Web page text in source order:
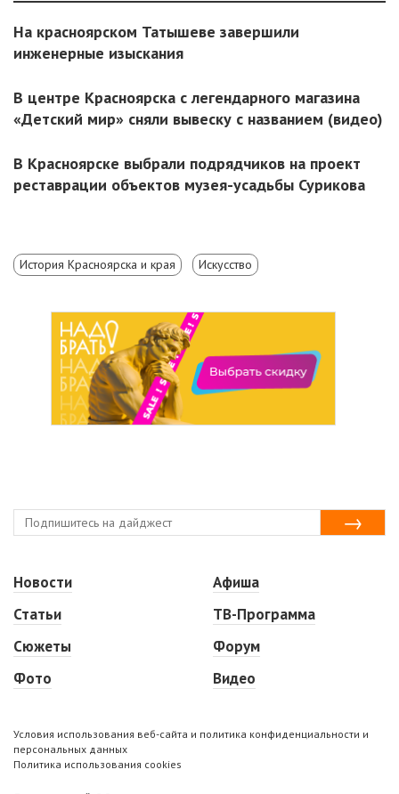
На красноярском Татышеве завершили
инженерные изыскания
В центре Красноярска с легендарного магазина
«Детский мир» сняли вывеску с названием (видео)
В Красноярске выбрали подрядчиков на проект
реставрации объектов музея-усадьбы Сурикова
История Красноярска и края Искусство
Новости
Статьи
Сюжеты
Фото
Афиша
ТВ-Программа
Форум
Видео
Условия использования веб-сайта и политика конфиденциальности и
персональных данных
Политика использования cookies